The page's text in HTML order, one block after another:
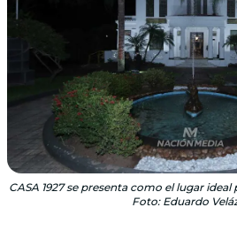
CASA 1927 se presenta como el lugar
Foto: Eduardo